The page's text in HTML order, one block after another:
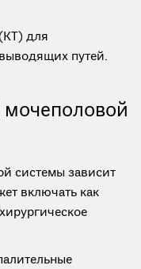
для
путей.
системы зависит
включать как